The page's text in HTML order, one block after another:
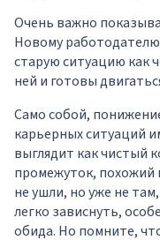
Очень важно
Новому
старую ситуацию как
ней и готовы
Само собой,
карьерных ситуаций
выглядит как чистый
промежуток, похожий
не ушли, но уже не
легко зависнуть,
обида. Но помните,